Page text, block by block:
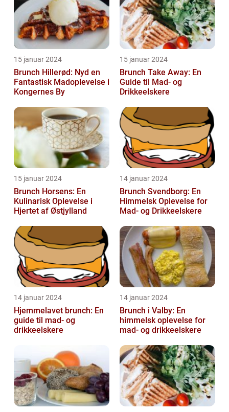
15 januar 2024
Brunch Hillerød: Nyd en
Fantastisk Madoplevelse i
Kongernes By
15 januar 2024
Brunch Take Away: En
Guide til Mad- og
Drikkeelskere
15 januar 2024
Brunch Horsens: En
Kulinarisk Oplevelse i
Hjertet af Østjylland
14 januar 2024
Brunch Svendborg: En
Himmelsk Oplevelse for
Mad- og Drikkeelskere
14 januar 2024
Hjemmelavet brunch: En
guide til mad- og
drikkeelskere
14 januar 2024
Brunch i Valby: En
himmelsk oplevelse for
mad- og drikkeelskere